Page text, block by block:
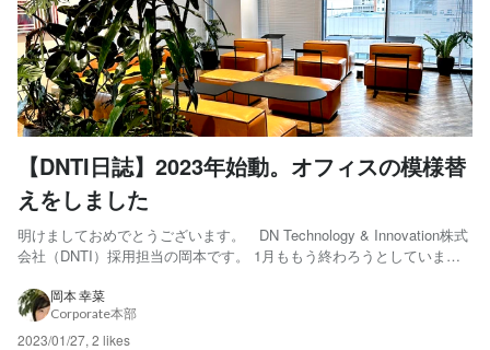
【DNTI日誌】2023年始動。オフィスの模様替
えをしました
明けましておめでとうございます。 DN Technology & Innovation株式
会社（DNTI）採用担当の岡本です。 1月ももう終わろうとしています
の大掃除、無事に実施できましたでしょうか？ 私は残念ながら年越し
までに終わらず、今年に入...
岡本 幸菜
Corporate本部
2023/01/27, 2 likes